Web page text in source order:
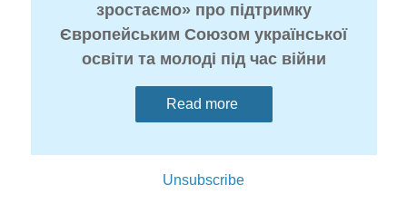
зростаємо» про підтримку
Європейським Союзом української
освіти та молоді під час війни
Read more
Unsubscribe